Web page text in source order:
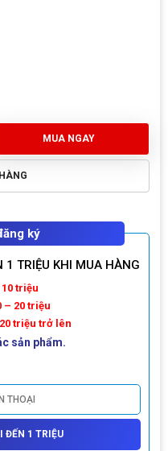
MUA NGAY
ký
TRIỆU KHI MUA HÀNG
10 triệu
– 20 triệu
20 triệu trở lên
sản phẩm.
ĐẾN 1 TRIỆU